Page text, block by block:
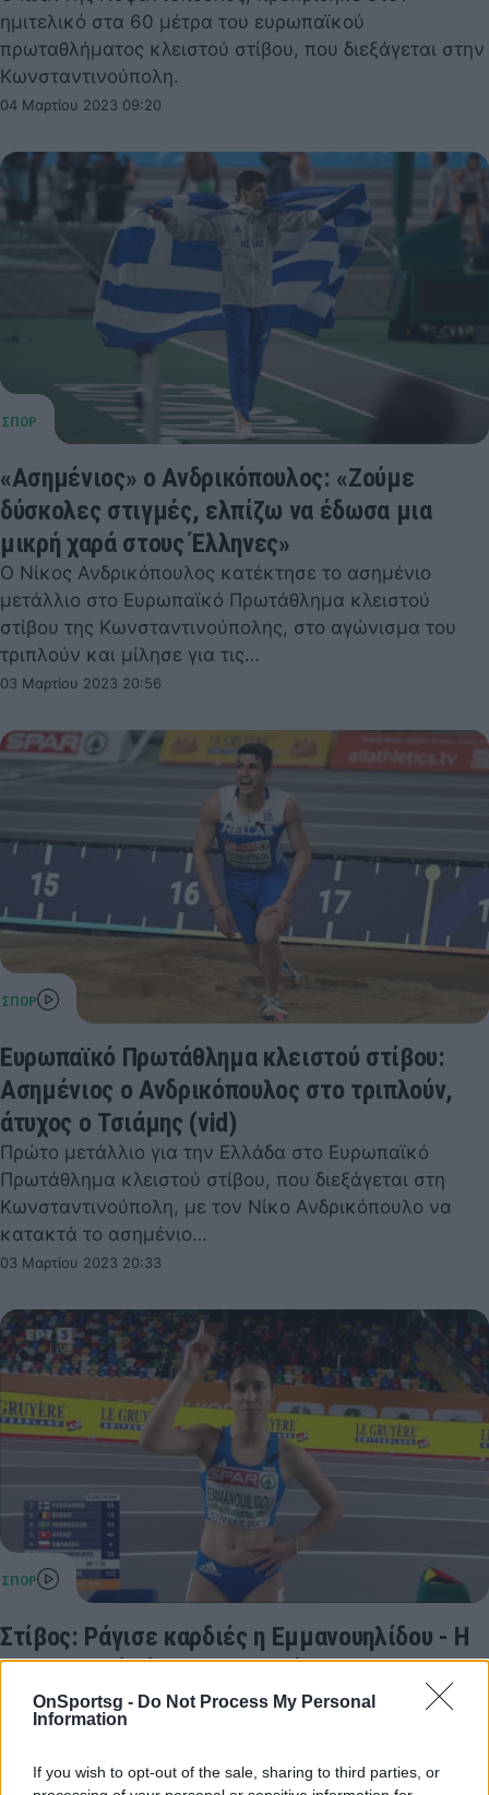
OnSportsg - Do Not Process My Personal
Information
If you wish to opt-out of the sale, sharing to third parties, or
ημιτελικό στα 60 μέτρα του ευρωπαϊκού
πρωταθλήματος κλειστού στίβου, που διεξάγεται στην
Κωνσταντινούπολη.
04 Μαρτίου 2023 09:20
«Ασημένιος» ο Ανδρικόπουλος: «Ζούμε
δύσκολες στιγμές, ελπίζω να έδωσα μια
μικρή χαρά στους Έλληνες»
Ο Νίκος Ανδρικόπουλος κατέκτησε το ασημένιο
μετάλλιο στο Ευρωπαϊκό Πρωτάθλημα κλειστού
στίβου της Κωνσταντινούπολης, στο αγώνισμα του
τριπλούν και μίλησε για τις…
03 Μαρτίου 2023 20:56
Ευρωπαϊκό Πρωτάθλημα κλειστού στίβου:
Ασημένιος ο Ανδρικόπουλος στο τριπλούν,
άτυχος ο Τσιάμης (vid)
Πρώτο μετάλλιο για την Ελλάδα στο Ευρωπαϊκό
Πρωτάθλημα κλειστού στίβου, που διεξάγεται στη
Κωνσταντινούπολη, με τον Νίκο Ανδρικόπουλο να
κατακτά το ασημένιο…
03 Μαρτίου 2023 20:33
Στίβος: Ράγισε καρδιές η Εμμανουηλίδου - Η
συγκινητική κίνηση για τα θύματα των
Τεμπών (video)
Μία συγκινητική κίνηση έκανε η Πολυνίκη
στα προκριματικά των 60 μέτρων γυναικών στο